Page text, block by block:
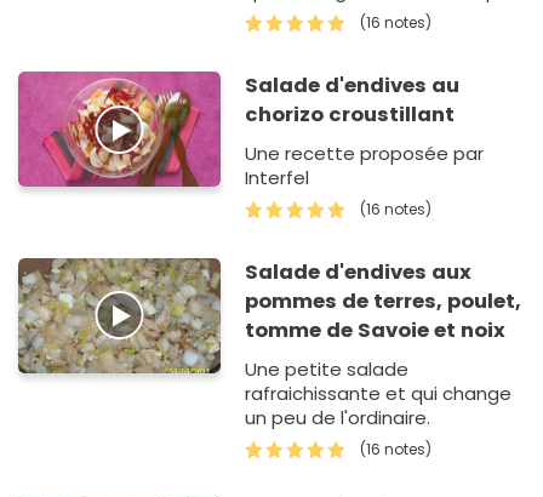
culpabilisant.Une recette
proposée par Bikini du blog
(16 notes)
Salade d'endives au
chorizo croustillant
Une recette proposée par
Interfel
(16 notes)
Salade d'endives aux
pommes de terres, poulet,
tomme de Savoie et noix
Une petite salade
rafraichissante et qui change
un peu de l'ordinaire.
(16 notes)